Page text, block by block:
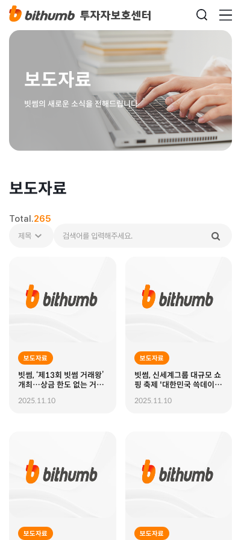
보도자료
빗썸의 새로운 소식을 전해드립니다
보도자료
Total.265
보도자료
빗썸, ‘제13회 빗썸 거래왕’
개최…상금 한도 없는 거래
2025.11.10
보도자료
빗썸, 신세계그룹 대규모 쇼
핑 축제 '대한민국 쓱데이'
당첨 혜택
2025.11.10
보도자료 보도자료